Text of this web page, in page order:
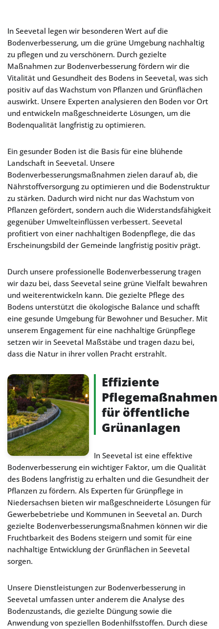
In Seevetal legen wir besonderen Wert auf die
Bodenverbesserung, um die grüne Umgebung nachhaltig
zu pflegen und zu verschönern. Durch gezielte
Maßnahmen zur Bodenverbesserung fördern wir die
Vitalität und Gesundheit des Bodens in Seevetal, was sich
positiv auf das Wachstum von Pflanzen und Grünflächen
auswirkt. Unsere Experten analysieren den Boden vor Ort
und entwickeln maßgeschneiderte Lösungen, um die
Bodenqualität langfristig zu optimieren.
Ein gesunder Boden ist die Basis für eine blühende
Landschaft in Seevetal. Unsere
Bodenverbesserungsmaßnahmen zielen darauf ab, die
Nährstoffversorgung zu optimieren und die Bodenstruktur
zu stärken. Dadurch wird nicht nur das Wachstum von
Pflanzen gefördert, sondern auch die Widerstandsfähigkeit
gegenüber Umwelteinflüssen verbessert. Seevetal
profitiert von einer nachhaltigen Bodenpflege, die das
Erscheinungsbild der Gemeinde langfristig positiv prägt.
Durch unsere professionelle Bodenverbesserung tragen
wir dazu bei, dass Seevetal seine grüne Vielfalt bewahren
und weiterentwickeln kann. Die gezielte Pflege des
Bodens unterstützt die ökologische Balance und schafft
eine gesunde Umgebung für Bewohner und Besucher. Mit
unserem Engagement für eine nachhaltige Grünpflege
setzen wir in Seevetal Maßstäbe und tragen dazu bei,
dass die Natur in ihrer vollen Pracht erstrahlt.
Effiziente
Pflegemaßnahmen
für öffentliche
Grünanlagen
In Seevetal ist eine effektive
Bodenverbesserung ein wichtiger Faktor, um die Qualität
des Bodens langfristig zu erhalten und die Gesundheit der
Pflanzen zu fördern. Als Experten für Grünpflege in
Niedersachsen bieten wir maßgeschneiderte Lösungen für
Gewerbebetriebe und Kommunen in Seevetal an. Durch
gezielte Bodenverbesserungsmaßnahmen können wir die
Fruchtbarkeit des Bodens steigern und somit für eine
nachhaltige Entwicklung der Grünflächen in Seevetal
sorgen.
Unsere Dienstleistungen zur Bodenverbesserung in
Seevetal umfassen unter anderem die Analyse des
Bodenzustands, die gezielte Düngung sowie die
Anwendung von speziellen Bodenhilfsstoffen. Durch diese